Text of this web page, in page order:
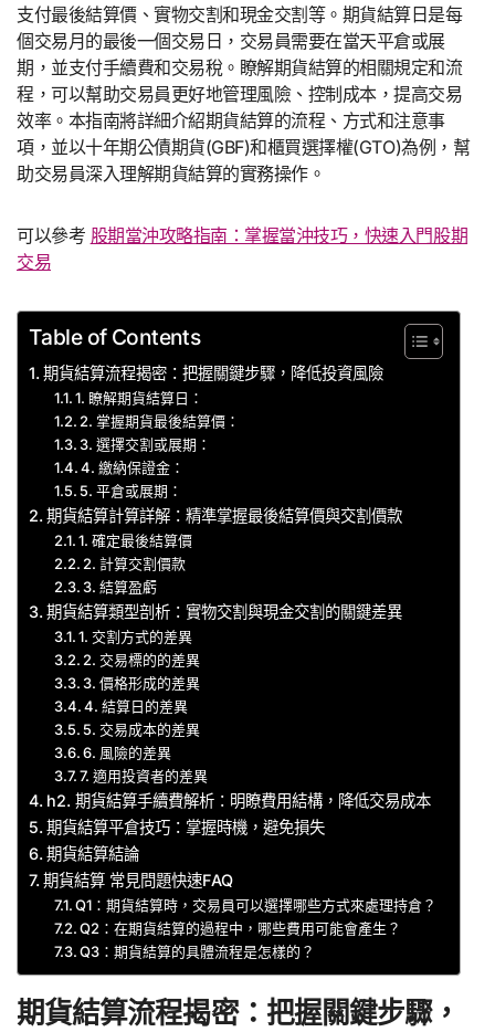
支付最後結算價、實物交割和現金交割等。期貨結算日是每
個交易月的最後一個交易日，交易員需要在當天平倉或展
期，並支付手續費和交易稅。瞭解期貨結算的相關規定和流
程，可以幫助交易員更好地管理風險、控制成本，提高交易
效率。本指南將詳細介紹期貨結算的流程、方式和注意事
項，並以十年期公債期貨(GBF)和櫃買選擇權(GTO)為例，幫
助交易員深入理解期貨結算的實務操作。
可以參考 股期當沖攻略指南：掌握當沖技巧，快速入門股期
交易
Table of Contents
期貨結算流程揭密：把握關鍵步驟，降低投資風險
1. 瞭解期貨結算日：
2. 掌握期貨最後結算價：
3. 選擇交割或展期：
4. 繳納保證金：
5. 平倉或展期：
期貨結算計算詳解：精準掌握最後結算價與交割價款
1. 確定最後結算價
2. 計算交割價款
3. 結算盈虧
期貨結算類型剖析：實物交割與現金交割的關鍵差異
1. 交割方式的差異
2. 交易標的的差異
3. 價格形成的差異
4. 結算日的差異
5. 交易成本的差異
6. 風險的差異
7. 適用投資者的差異
h2. 期貨結算手續費解析：明瞭費用結構，降低交易成本
期貨結算平倉技巧：掌握時機，避免損失
期貨結算結論
期貨結算 常見問題快速FAQ
Q1：期貨結算時，交易員可以選擇哪些方式來處理持倉？
Q2：在期貨結算的過程中，哪些費用可能會產生？
Q3：期貨結算的具體流程是怎樣的？
期貨結算流程揭密：把握關鍵步驟，